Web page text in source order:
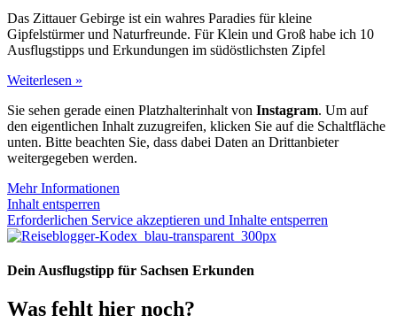
Das Zittauer Gebirge ist ein wahres Paradies für kleine
Gipfelstürmer und Naturfreunde. Für Klein und Groß habe ich 10
Ausflugstipps und Erkundungen im südöstlichsten Zipfel
Weiterlesen »
Sie sehen gerade einen Platzhalterinhalt von Instagram. Um auf
den eigentlichen Inhalt zuzugreifen, klicken Sie auf die Schaltfläche
unten. Bitte beachten Sie, dass dabei Daten an Drittanbieter
weitergegeben werden.
Mehr Informationen
Inhalt entsperren
Erforderlichen Service akzeptieren und Inhalte entsperren
Dein Ausflugstipp für Sachsen Erkunden
Was fehlt hier noch?